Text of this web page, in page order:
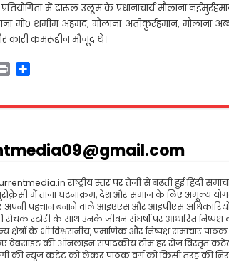
में दारूल उलूम के प्रधानाचार्य मौलाना
मो0 शमीम अहमद, मौलाना अतीकुर्रहमान, मौलाना
कमरूद्दीन मौजूद थे।
P
n
r
राष्ट्रीय स्तर पर तेजी से बढ़ती हुई हिंदी
में ताजा घटनाक्रम, देश और समाज के लिए अमूल्य
अपनी पहचान बनाने वाले आइएएस और आइपीएस
रोचक स्टोरी के साथ उनके जीवन संघर्षो पर आधारित
क्षेत्रों के भी विश्वसनीय, प्रमाणिक और निष्पक्ष समाचार
वेबसाइट की ऑनलाइन संपादकीय टीम हर रोज विस्तृत
की न्यूज कंटेट को लेकर पाठक वर्ग को किसी तरह की